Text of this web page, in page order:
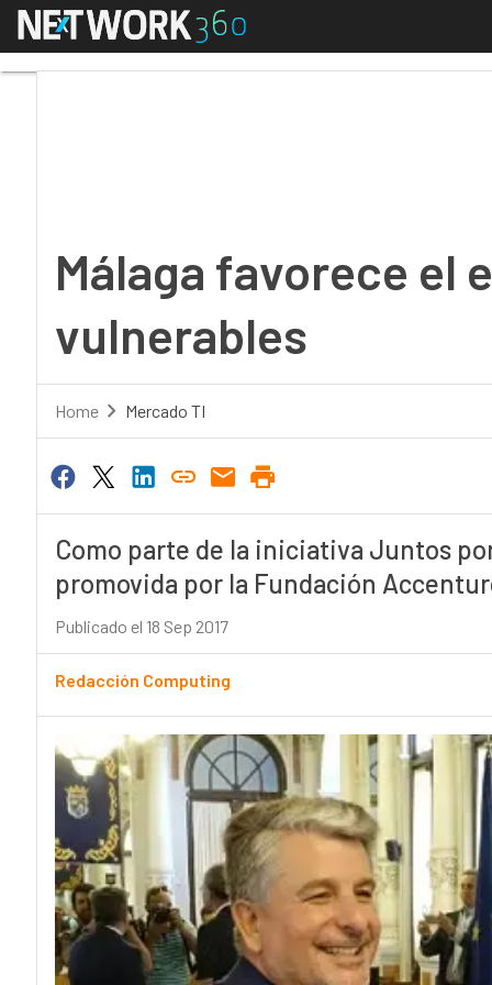
Menú
Málaga favorece el
vulnerables
Home Mercado TI
Como parte de la iniciativa Juntos
promovida por la Fundación
Publicado el 18 Sep 2017
Redacción Computing